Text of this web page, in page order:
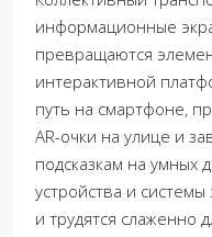
информационные
превращаются
интерактивной
путь на смартфоне,
AR-очки на улице и
подсказкам на умных
устройства и
и трудятся слаженно